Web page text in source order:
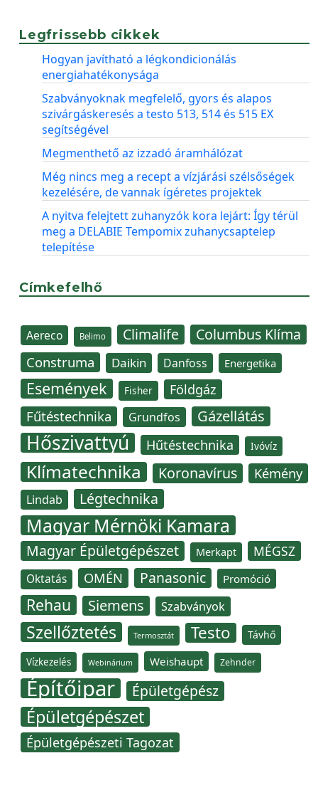
Legfrissebb cikkek
Hogyan javítható a légkondicionálás
energiahatékonysága
Szabványoknak megfelelő, gyors és alapos
szivárgáskeresés a testo 513, 514 és 515 EX
segítségével
Megmenthető az izzadó áramhálózat
Még nincs meg a recept a vízjárási szélsőségek
kezelésére, de vannak ígéretes projektek
A nyitva felejtett zuhanyzók kora lejárt: Így térül
meg a DELABIE Tempomix zuhanycsaptelep
telepítése
Címkefelhő
Aereco Belimo Climalife Columbus Klíma
Construma Daikin Danfoss Energetika
Események Fisher Földgáz
Fűtéstechnika Grundfos Gázellátás
Hőszivattyú Hűtéstechnika Ivóvíz
Klímatechnika Koronavírus Kémény
Lindab Légtechnika
Magyar Mérnöki Kamara
Magyar Épületgépészet Merkapt MÉGSZ
Oktatás OMÉN Panasonic Promóció
Rehau Siemens Szabványok
Szellőztetés Termosztát Testo Távhő
Vízkezelés Webinárium Weishaupt Zehnder
Építőipar Épületgépész
Épületgépészet
Épületgépészeti Tagozat